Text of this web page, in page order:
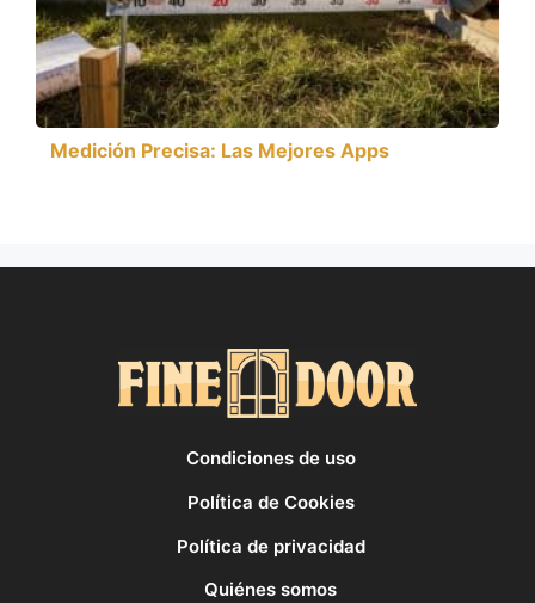
Medición Precisa: Las Mejores Apps
Condiciones de uso
Política de Cookies
Política de privacidad
Quiénes somos